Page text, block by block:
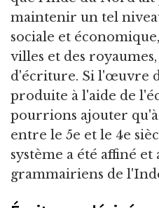
maintenir un tel
sociale et
villes et des
d'écriture. Si l'œuvre
produite à l'aide de
pourrions ajouter
entre le 5e et le 4e
système a été affiné
grammairiens de